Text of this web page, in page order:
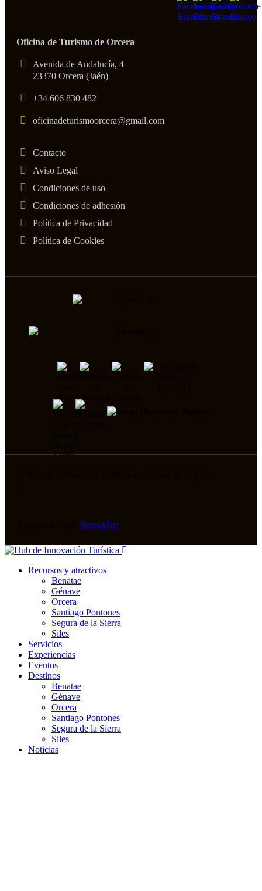
Oficina de Turismo de Orcera
Avenida de Andalucía, 4
23370 Orcera (Jaén)
+34 606 830 482
oficinadeturismoorcera@gmail.com
Contacto
Aviso Legal
Condiciones de uso
Condiciones de adhesión
Política de Privacidad
Política de Cookies
InnovaSur
Recursos y atractivos
Benatae
Génave
Orcera
Santiago Pontones
Segura de la Sierra
Siles
Servicios
Experiencias
Eventos
Destinos
Benatae
Génave
Orcera
Santiago Pontones
Segura de la Sierra
Siles
Noticias